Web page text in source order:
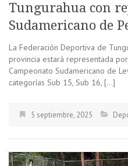
Tungurahua con
Sudamericano de
La Federación Deportiva de
provincia estará representada
Campeonato Sudamericano de
categorías Sub 15, Sub 16, […]
5 septiembre, 2025